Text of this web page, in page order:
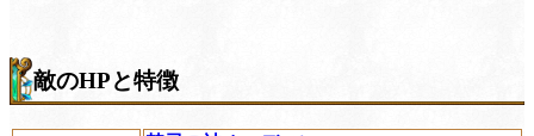
敵のHPと特徴